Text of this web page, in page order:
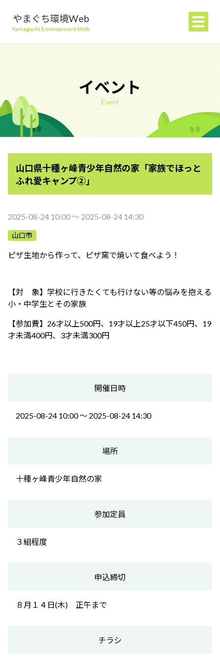
やまぐち環境Web
Yamaguchi Environment Web
地球温暖化を防ぐ
ごみを減らす
自然環境を守る
生活環境を守る（大気・水）
イベント
Event
山口県十種ヶ峰青少年自然の家「家族でほっと
ふれ愛キャンプ②」
2025-08-24 10:00 〜 2025-08-24 14:30
山口市
ピザ生地から作って、ピザ窯で焼いて食べよう！
【対 象】学校に行きたくても行けない等の悩みを抱える
小・中学生とその家族
【参加費】26才以上500円、19才以上25才以下450円、19
才未満400円、3才未満300円
開催日時
2025-08-24 10:00 〜 2025-08-24 14:30
場所
十種ヶ峰青少年自然の家
参加定員
３組程度
申込締切
８月１４日(木) 正午まで
チラシ